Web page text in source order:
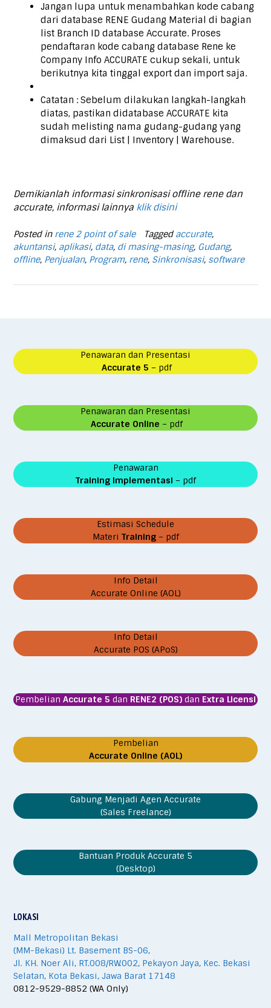
Jangan lupa untuk menambahkan kode cabang
dari database RENE Gudang Material di bagian
list Branch ID database Accurate. Proses
pendaftaran kode cabang database Rene ke
Company Info ACCURATE cukup sekali, untuk
berikutnya kita tinggal export dan import saja.
Catatan : Sebelum dilakukan langkah-langkah
diatas, pastikan didatabase ACCURATE kita
sudah melisting nama gudang-gudang yang
dimaksud dari List | Inventory | Warehouse.
Demikianlah informasi sinkronisasi offline rene dan
accurate, informasi lainnya klik disini
Posted in rene 2 point of sale Tagged accurate,
akuntansi, aplikasi, data, di masing-masing, Gudang,
offline, Penjualan, Program, rene, Sinkronisasi, software
Penawaran dan Presentasi
Accurate 5 – pdf
Penawaran dan Presentasi
Accurate Online – pdf
Penawaran
Training Implementasi – pdf
Estimasi Schedule
Materi Training – pdf
Info Detail
Accurate Online (AOL)
Info Detail
Accurate POS (APoS)
Pembelian Accurate 5 dan RENE2 (POS) dan Extra Licensi
Pembelian
Accurate Online (AOL)
Gabung Menjadi Agen Accurate
(Sales Freelance)
Bantuan Produk Accurate 5
(Desktop)
LOKASI
Mall Metropolitan Bekasi
(MM-Bekasi) Lt. Basement BS-06,
Jl. KH. Noer Ali, RT.008/RW.002, Pekayon Jaya, Kec. Bekasi
Selatan, Kota Bekasi, Jawa Barat 17148
0812-9529-8852 (WA Only)